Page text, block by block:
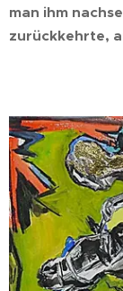
man ihm
zurückkehrte,